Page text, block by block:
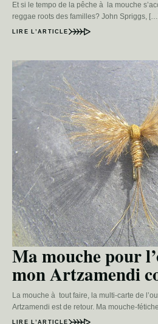
Et si le tempo de la pêche à la mouche
reggae roots des familles? John Spriggs,
LIRE L’ARTICLE
Ma mouche pour
mon Artzamendi
La mouche à tout faire, la multi-carte de
Artzamendi est de retour. Ma mouche-
LIRE L’ARTICLE